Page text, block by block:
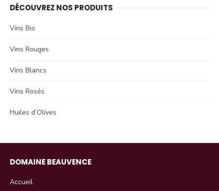
DÉCOUVREZ NOS PRODUITS
Vins Bio
Vins Rouges
Vins Blancs
Vins Rosés
Huiles d’Olives
DOMAINE BEAUVENCE
Accueil